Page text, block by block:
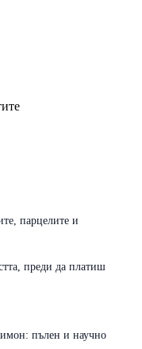
парцелите и
преди да платиш
пълен и научно